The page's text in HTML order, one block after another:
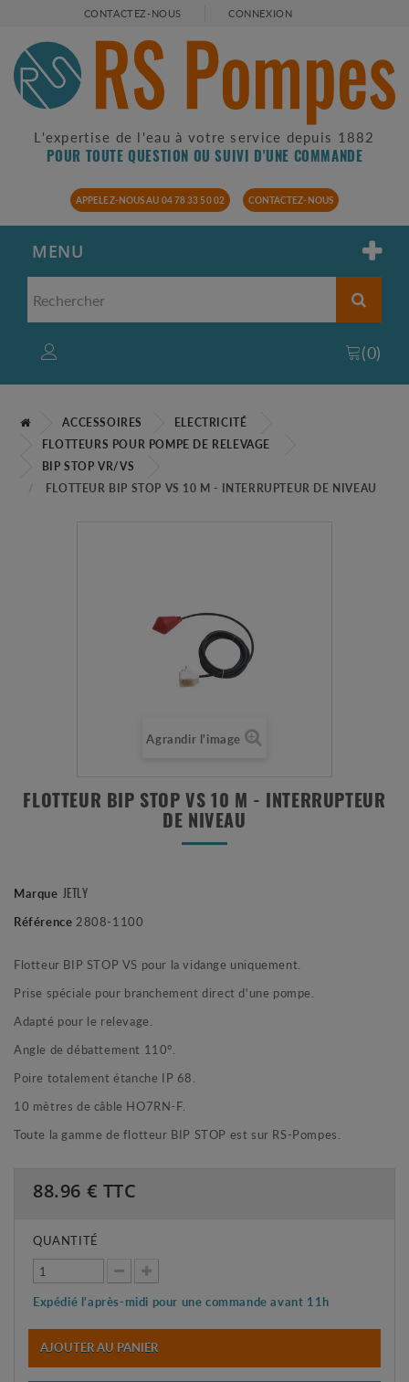
CONTACTEZ-NOUS CONNEXION
L'expertise de l'eau à votre service depuis 1882
POUR TOUTE QUESTION OU SUIVI D'UNE COMMANDE
APPELEZ-NOUS AU 04 78 33 50 02 CONTACTEZ-NOUS
MENU
(0)
ACCESSOIRES
ELECTRICITÉ
FLOTTEURS POUR POMPE DE RELEVAGE
BIP STOP VR/VS
FLOTTEUR BIP STOP VS 10 M - INTERRUPTEUR DE NIVEAU
Agrandir l'image
FLOTTEUR BIP STOP VS 10 M - INTERRUPTEUR
DE NIVEAU
Marque JETLY
Référence 2808-1100
Flotteur BIP STOP VS pour la vidange uniquement.
Prise spéciale pour branchement direct d'une pompe.
Adapté pour le relevage.
Angle de débattement 110°.
Poire totalement étanche IP 68.
10 mètres de câble HO7RN-F.
Toute la gamme de flotteur BIP STOP est sur RS-Pompes.
88.96 € TTC
QUANTITÉ
Expédié l'après-midi pour une commande avant 11h
AJOUTER AU PANIER